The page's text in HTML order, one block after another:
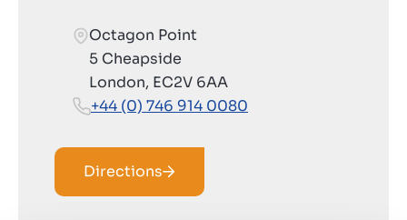
Octagon Point
5 Cheapside
London, EC2V 6AA
+44 (0) 746 914 0080
Directions